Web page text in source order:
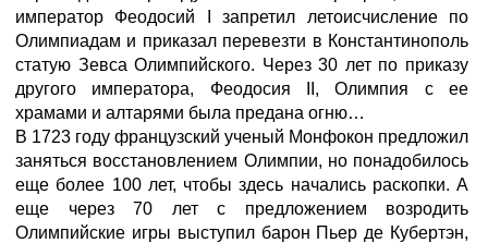
император Феодосий I запретил летоисчисление по
Олимпиадам и приказал перевезти в Константинополь
статую Зевса Олимпийского. Через 30 лет по приказу
другого императора, Феодосия II, Олимпия с ее
храмами и алтарями была предана огню…
В 1723 году французский ученый Монфокон предложил
заняться восстановлением Олимпии, но понадобилось
еще более 100 лет, чтобы здесь начались раскопки. А
еще через 70 лет с предложением возродить
Олимпийские игры выступил барон Пьер де Кубертэн,